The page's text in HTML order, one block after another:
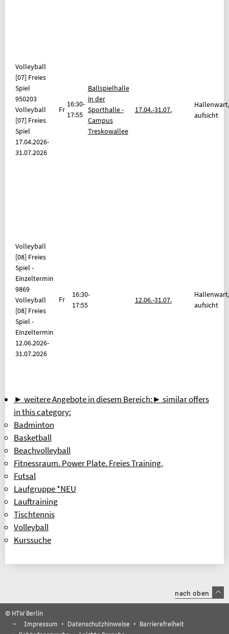
Volleyball
[07] Freies
Spiel
950203
Volleyball
[07] Freies
Spiel
17.04.2026-
31.07.2026
Fr
16:30-
17:55
Ballspielhalle
in der
Sporthalle -
Campus
Treskowallee
17.04.-31.07.
aufsicht
Volleyball
[08] Freies
Spiel -
Einzeltermin
9869
Volleyball
[08] Freies
Spiel -
Einzeltermin
12.06.2026-
31.07.2026
Fr
16:30-
17:55
12.06.-31.07.
aufsicht
► weitere Angebote in diesem Bereich:► similar offers
in this category:
Badminton
Basketball
Beachvolleyball
Fitnessraum. Power Plate. Freies Training.
Futsal
Laufgruppe *NEU
Lauftraining
Tischtennis
Volleyball
Kurssuche
nach oben
© HTW Berlin
Impressum
Datenschutzhinweise
Barrierefreiheit